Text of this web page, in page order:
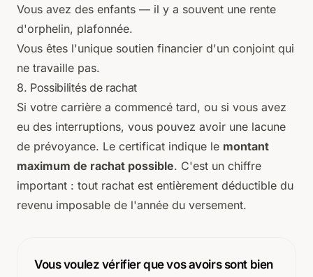
Vous avez des enfants — il y a souvent une rente
d'orphelin, plafonnée.
Vous êtes l'unique soutien financier d'un conjoint qui
ne travaille pas.
8. Possibilités de rachat
Si votre carrière a commencé tard, ou si vous avez
eu des interruptions, vous pouvez avoir une lacune
de prévoyance. Le certificat indique le montant
maximum de rachat possible. C'est un chiffre
important : tout rachat est entièrement déductible du
revenu imposable de l'année du versement.
Vous voulez vérifier que vos avoirs sont bien